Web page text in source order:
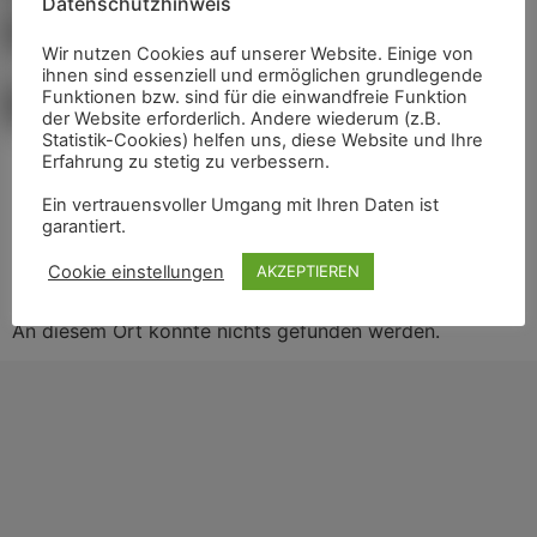
alle Termine auf einen Blick
Kunstfest
Diese Seite konnte
nicht gefunden
werden.
An diesem Ort konnte nichts gefunden werden.
Wir nutzen Cookies auf unserer Website. Einige von
ihnen sind essenziell und ermöglichen grundlegende
Funktionen bzw. sind für die einwandfreie Funktion
der Website erforderlich. Andere wiederum (z.B.
Statistik-Cookies) helfen uns, diese Website und Ihre
Erfahrung zu stetig zu verbessern.
Ein vertrauensvoller Umgang mit Ihren Daten ist
garantiert.
Cookie einstellungen AKZEPTIEREN